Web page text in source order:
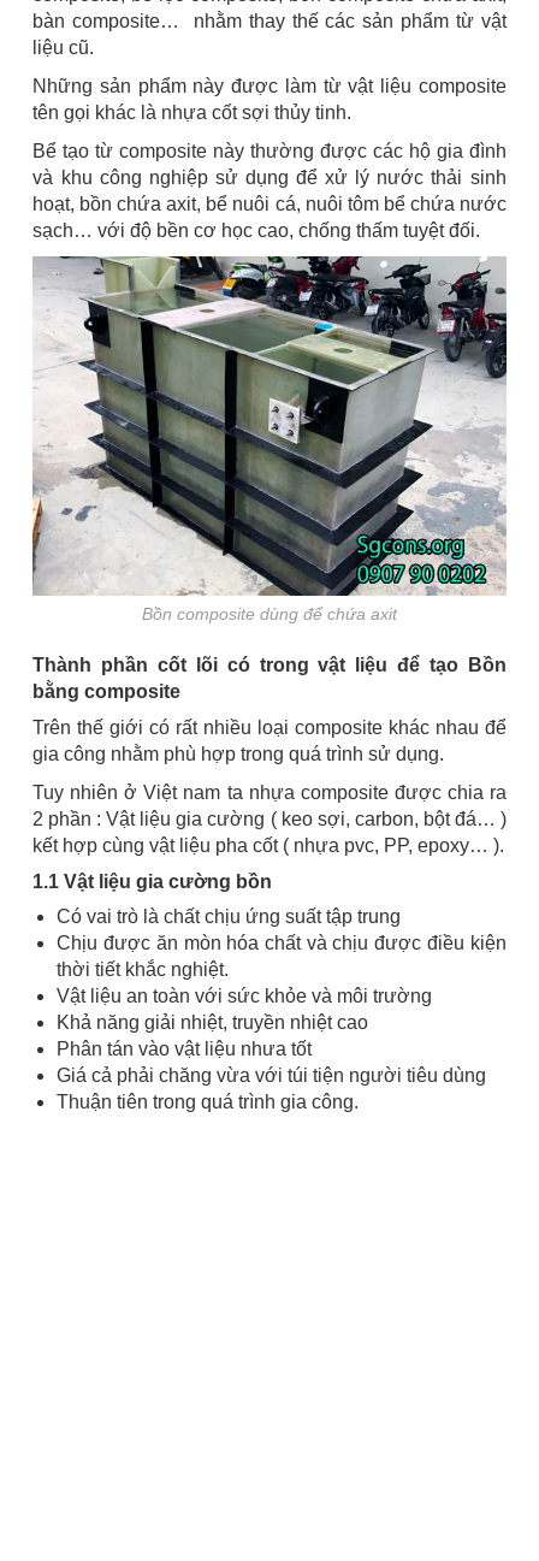
bàn composite… nhằm thay thế các sản phẩm từ vật
liệu cũ.
Những sản phẩm này được làm từ vật liệu composite
tên gọi khác là nhựa cốt sợi thủy tinh.
Bể tạo từ composite này thường được các hộ gia đình
và khu công nghiệp sử dụng để xử lý nước thải sinh
hoạt, bồn chứa axit, bể nuôi cá, nuôi tôm bể chứa nước
sạch… với độ bền cơ học cao, chống thấm tuyệt đối.
Bồn composite dùng để chứa axit
Thành phần cốt lõi có trong vật liệu để tạo Bồn
bằng composite
Trên thế giới có rất nhiều loại composite khác nhau để
gia công nhằm phù hợp trong quá trình sử dụng.
Tuy nhiên ở Việt nam ta nhựa composite được chia ra
2 phần : Vật liệu gia cường ( keo sợi, carbon, bột đá… )
kết hợp cùng vật liệu pha cốt ( nhựa pvc, PP, epoxy… ).
1.1 Vật liệu gia cường bồn
Có vai trò là chất chịu ứng suất tập trung
Chịu được ăn mòn hóa chất và chịu được điều kiện
thời tiết khắc nghiệt.
Vật liệu an toàn với sức khỏe và môi trường
Khả năng giải nhiệt, truyền nhiệt cao
Phân tán vào vật liệu nhưa tốt
Giá cả phải chăng vừa với túi tiện người tiêu dùng
Thuận tiên trong quá trình gia công.